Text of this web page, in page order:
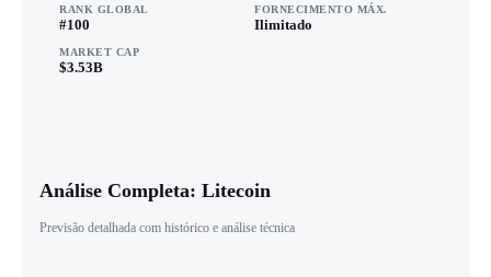
RANK GLOBAL
#100
FORNECIMENTO MÁX.
Ilimitado
MARKET CAP
$3.53B
Análise Completa: Litecoin
Previsão detalhada com histórico e análise técnica